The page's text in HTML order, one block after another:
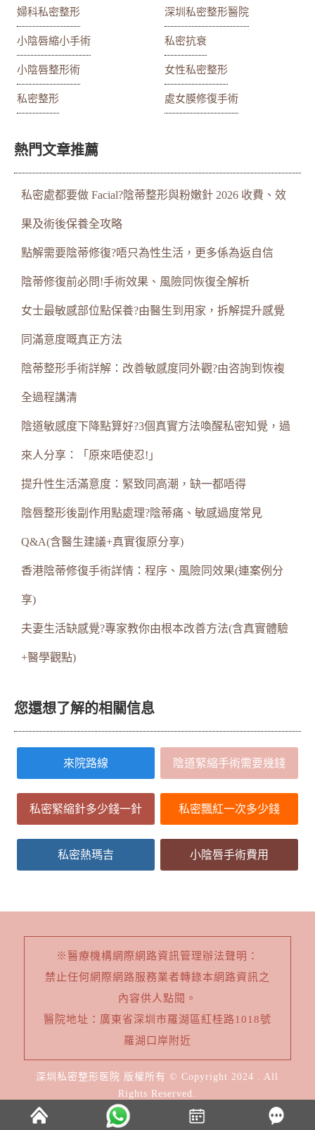
婦科私密整形 深圳私密整形醫院
小陰唇縮小手術 私密抗衰
小陰唇整形術 女性私密整形
私密整形 處女膜修復手術
熱門文章推薦
私密處都要做 Facial?陰蒂整形與粉嫩針 2026 收費、效
果及術後保養全攻略
點解需要陰蒂修復?唔只為性生活，更多係為返自信
陰蒂修復前必問!手術效果、風險同恢復全解析
女士最敏感部位點保養?由醫生到用家，拆解提升感覺
同滿意度嘅真正方法
陰蒂整形手術詳解：改善敏感度同外觀?由咨詢到恢複
全過程講清
陰道敏感度下降點算好?3個真實方法喚醒私密知覺，過
來人分享：「原來唔使忍!」
提升性生活滿意度：緊致同高潮，缺一都唔得
陰唇整形後副作用點處理?陰蒂痛、敏感過度常見
Q&A(含醫生建議+真實復原分享)
香港陰蒂修復手術詳情：程序、風險同效果(連案例分
享)
夫妻生活缺感覺?專家教你由根本改善方法(含真實體驗
+醫學觀點)
您還想了解的相關信息
來院路線 陰道緊縮手術需要幾錢
私密緊縮針多少錢一針 私密飄紅一次多少錢
私密熱瑪吉 小陰唇手術費用
※醫療機構網際網路資訊管理辦法聲明：
禁止任何網際網路服務業者轉錄本網路資訊之
內容供人點閱。
醫院地址：廣東省深圳市羅湖區紅桂路1018號
羅湖口岸附近
深圳私密整形医院 版權所有 © Copyright 2024 . All
Rights Reserved.